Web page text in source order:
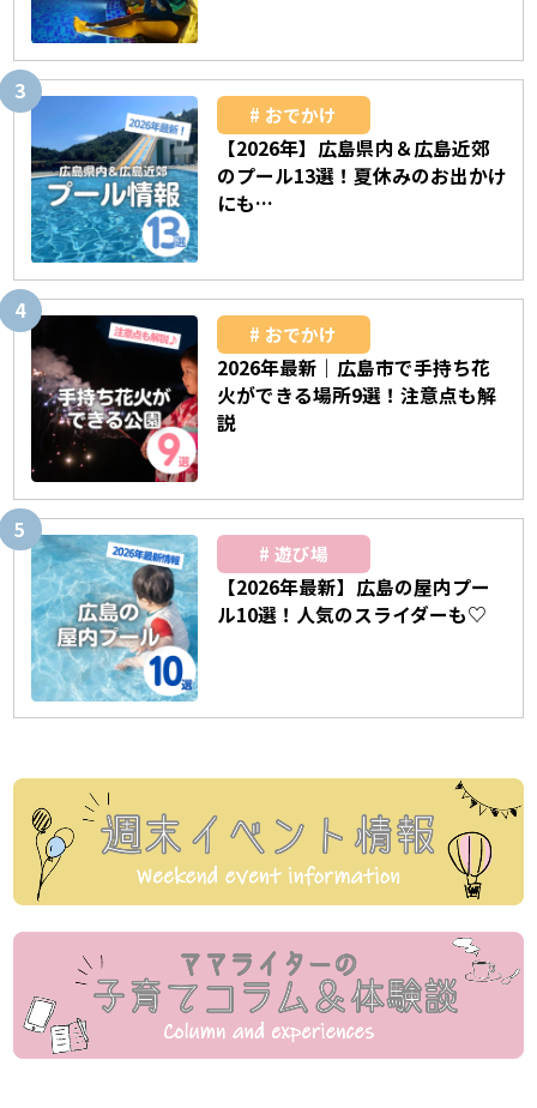
おでかけ
【2026年】広島県内＆広島近郊
のプール13選！夏休みのお出かけ
にも…
おでかけ
2026年最新｜広島市で手持ち花
火ができる場所9選！注意点も解
説
遊び場
【2026年最新】広島の屋内プー
ル10選！人気のスライダーも♡